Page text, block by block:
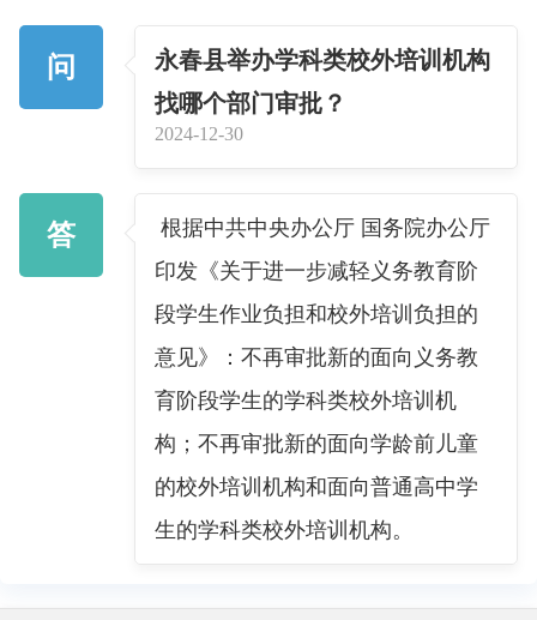
问
永春县举办学科类校外培训机构
找哪个部门审批？
2024-12-30
答
根据中共中央办公厅 国务院办公厅
印发《关于进一步减轻义务教育阶
段学生作业负担和校外培训负担的
意见》：不再审批新的面向义务教
育阶段学生的学科类校外培训机
构；不再审批新的面向学龄前儿童
的校外培训机构和面向普通高中学
生的学科类校外培训机构。